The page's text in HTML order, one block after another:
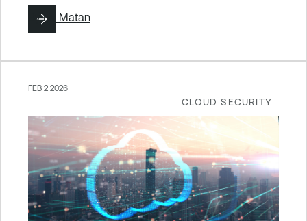
ByLiv Matan
CLOUD SECURITY
FEB 2 2026